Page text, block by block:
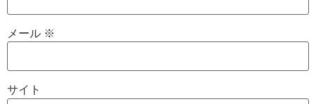
メール ※
サイト